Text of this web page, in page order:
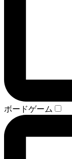
ボードゲーム